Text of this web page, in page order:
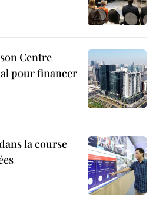
Centre
pour financer
la course